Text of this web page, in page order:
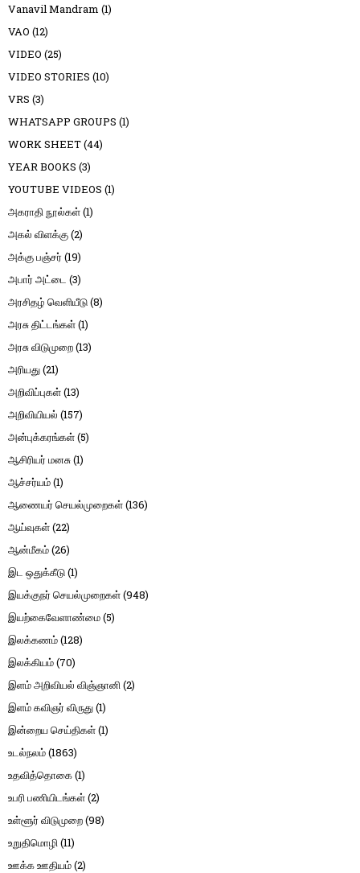
Vanavil Mandram (1)
VAO (12)
VIDEO (25)
VIDEO STORIES (10)
VRS (3)
WHATSAPP GROUPS (1)
WORK SHEET(44)
YEAR BOOKS (3)
YOUTUBE VIDEOS (1)
அகராதி நூல்கள்(1)
அகல் விளக்கு(2)
அக்கு பஞ்சர் (19)
அபார் அட்டை (3)
அரசிதழ் வெளியீடு(8)
அரசு திட்டங்கள்(1)
அரசு விடுமுறை(13)
அரியது(21)
அறிவிப்புகள்(13)
அறிவியியல் (157)
அன்புக்கரங்கள்(5)
ஆசிரியர் மனசு(1)
ஆச்சர்யம்(1)
ஆணையர் செயல்முறைகள்(136)
ஆய்வுகள்(22)
ஆன்மீகம்(26)
இட ஒதுக்கீடு(1)
இயக்குநர் செயல்முறைகள்(948)
இயற்கைவேளாண்மை(5)
இலக்கணம்(128)
இலக்கியம்(70)
இளம் அறிவியல் விஞ்ஞானி (2)
இளம் கவிஞர் விருது(1)
இன்றைய செய்திகள்(1)
உடல்நலம்(1863)
உதவித்தொகை(1)
உபரி பணியிடங்கள்(2)
உள்ளூர் விடுமுறை(98)
உறுதிமொழி (11)
ஊக்க ஊதியம்(2)